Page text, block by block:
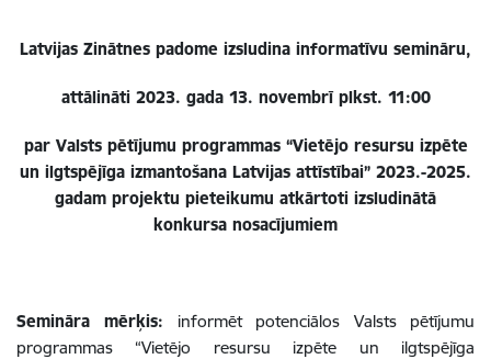
Latvijas Zinātnes padome izsludina informatīvu semināru,
attālināti 2023. gada 13. novembrī plkst. 11:00
par Valsts pētījumu programmas “Vietējo resursu izpēte
un ilgtspējīga izmantošana Latvijas attīstībai” 2023.-2025.
gadam projektu pieteikumu atkārtoti izsludinātā
konkursa nosacījumiem
Semināra mērķis: informēt potenciālos Valsts pētījumu
programmas “Vietējo resursu izpēte un ilgtspējīga